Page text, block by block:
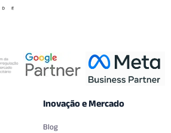
Inovação e Mercado
Blog